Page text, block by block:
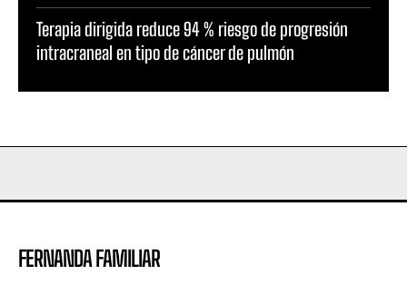
Terapia dirigida reduce 94 % riesgo de progresión
intracraneal en tipo de cáncer de pulmón
FERNANDA FAMILIAR